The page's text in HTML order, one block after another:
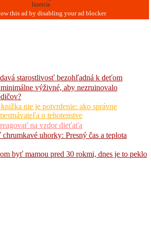
Inzercia
starostlivosť bezohľadná k deťom
výživné, aby nezruinovalo
nie je potvrdenie: ako správne
o tehotenstve
na vzdor dieťaťa
uhorky: Presný čas a teplota
byť mamou pred 30 rokmi, dnes je to peklo